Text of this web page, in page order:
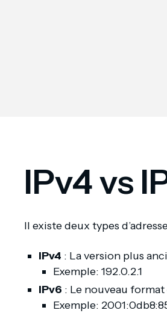
IPv4 vs
Il existe deux types
IPv4 : La version plus
Exemple: 192.0.2.1
IPv6 : Le nouveau format
Exemple: